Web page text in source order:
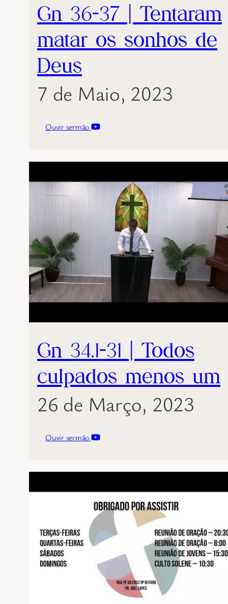
Gn 36-37 | Tentaram
matar os sonhos de
Deus
7 de Maio, 2023
Ouvir sermão
Gn 34.1-31 | Todos
culpados menos um
26 de Março, 2023
Ouvir sermão